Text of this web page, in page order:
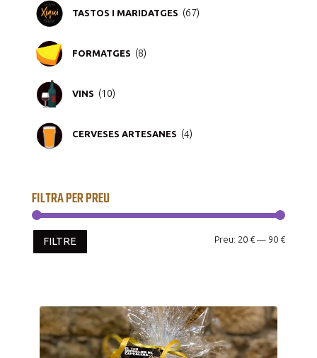
TASTOS I MARIDATGES 67
FORMATGES 8
VINS 10
CERVESES ARTESANES 4
FILTRA PER PREU
Preu
Preu
FILTRE Preu: 20 € — 90 €